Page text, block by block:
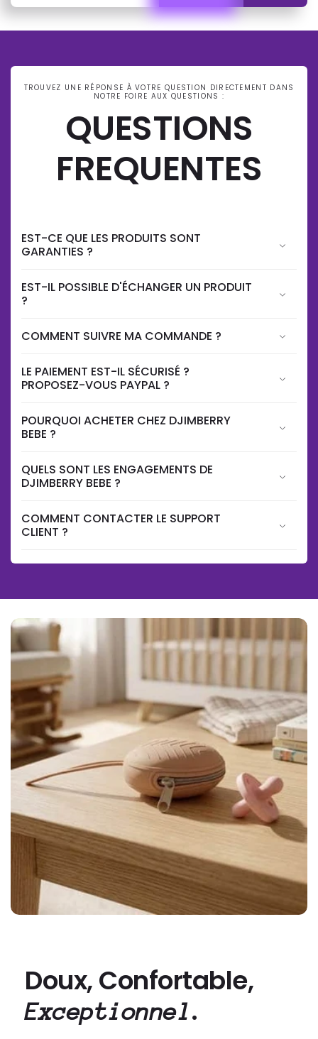
TROUVEZ UNE RÉPONSE À VOTRE QUESTION DIRECTEMENT DANS
NOTRE FOIRE AUX QUESTIONS :
QUESTIONS
FREQUENTES
EST-CE QUE LES PRODUITS SONT
GARANTIES ?
EST-IL POSSIBLE D'ÉCHANGER UN PRODUIT
?
COMMENT SUIVRE MA COMMANDE ?
LE PAIEMENT EST-IL SÉCURISÉ ?
PROPOSEZ-VOUS PAYPAL ?
POURQUOI ACHETER CHEZ DJIMBERRY
BEBE ?
QUELS SONT LES ENGAGEMENTS DE
DJIMBERRY BEBE ?
COMMENT CONTACTER LE SUPPORT
CLIENT ?
Doux, Confortable,
Exceptionnel.